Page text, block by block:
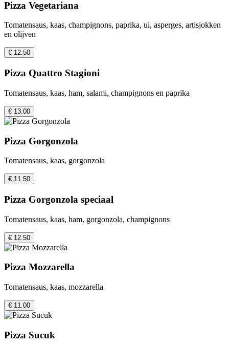
Pizza Vegetariana
Tomatensaus, kaas, champignons, paprika, ui, asperges, artisjokken
en olijven
€ 12.50
Pizza Quattro Stagioni
Tomatensaus, kaas, ham, salami, champignons en paprika
€ 13.00
Pizza Gorgonzola
Tomatensaus, kaas, gorgonzola
€ 11.50
Pizza Gorgonzola speciaal
Tomatensaus, kaas, ham, gorgonzola, champignons
€ 12.50
Pizza Mozzarella
Tomatensaus, kaas, mozzarella
€ 11.00
Pizza Sucuk